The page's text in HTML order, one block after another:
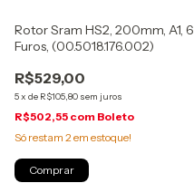
Rotor Sram HS2, 200mm, A1, 6
Furos, (00.5018.176.002)
R$529,00
5x de R$105,80 sem juros
R$502,55 com Boleto
Só restam 2em estoque!